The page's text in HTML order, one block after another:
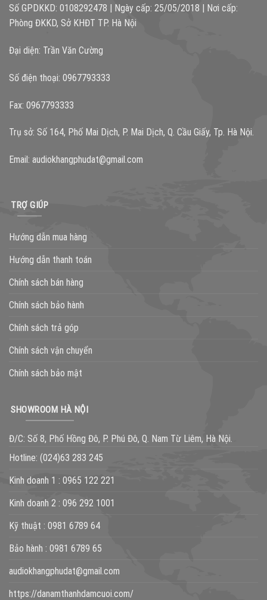
Số GPDKKD: 0108292478 | Ngày cấp: 25/05/2018 | Nơi cấp:
Phòng ĐKKD, Sở KHĐT TP. Hà Nội
Đại diện: Trần Văn Cường
Số điện thoại: 0967793333
Fax: 0967793333
Trụ sở: Số 164, Phố Mai Dịch, P. Mai Dịch, Q. Cầu Giấy, Tp. Hà Nội.
Email: audiokhangphudat@gmail.com
TRỢ GIÚP
Hướng dẫn mua hàng
Hướng dẫn thanh toán
Chính sách bán hàng
Chính sách bảo hành
Chính sách trả góp
Chính sách vận chuyển
Chính sách bảo mật
SHOWROOM HÀ NỘI
Đ/C: Số 8, Phố Hồng Đô, P. Phú Đô, Q. Nam Từ Liêm, Hà Nội.
Hotline: (024)63 283 245
Kinh doanh 1 : 0965 122 221
Kinh doanh 2 : 096 292 1001
Kỹ thuật : 0981 6789 64
Bảo hành : 0981 6789 65
audiokhangphudat@gmail.com
https://danamthanhdamcuoi.com/